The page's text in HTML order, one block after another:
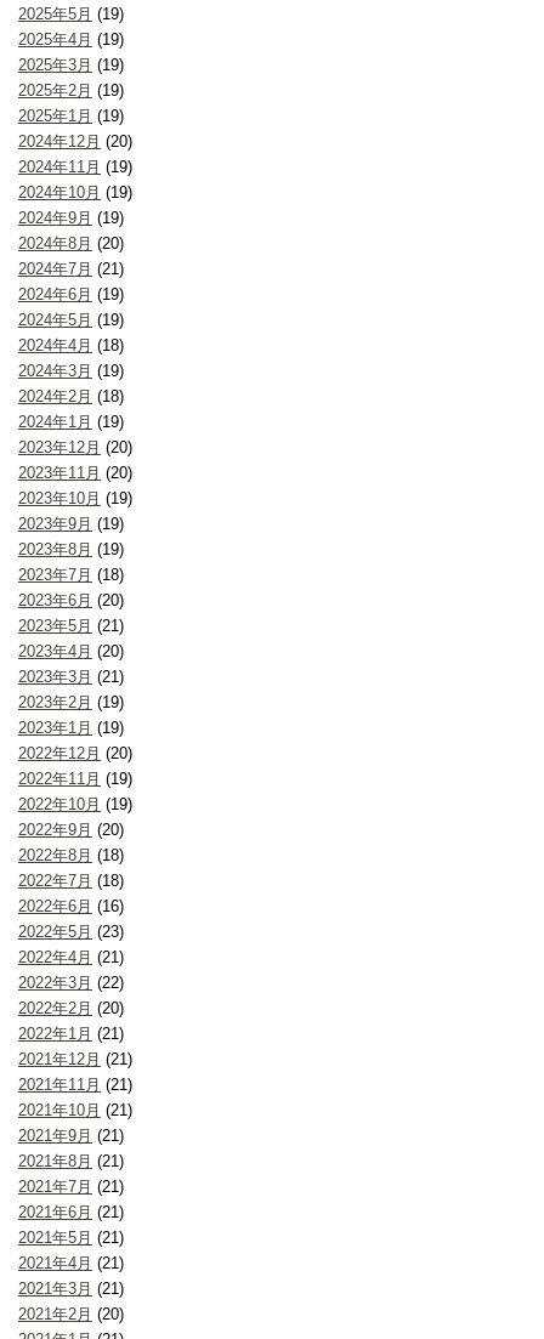
2025年5月 (19)
2025年4月 (19)
2025年3月 (19)
2025年2月 (19)
2025年1月 (19)
2024年12月 (20)
2024年11月 (19)
2024年10月 (19)
2024年9月 (19)
2024年8月 (20)
2024年7月 (21)
2024年6月 (19)
2024年5月 (19)
2024年4月 (18)
2024年3月 (19)
2024年2月 (18)
2024年1月 (19)
2023年12月 (20)
2023年11月 (20)
2023年10月 (19)
2023年9月 (19)
2023年8月 (19)
2023年7月 (18)
2023年6月 (20)
2023年5月 (21)
2023年4月 (20)
2023年3月 (21)
2023年2月 (19)
2023年1月 (19)
2022年12月 (20)
2022年11月 (19)
2022年10月 (19)
2022年9月 (20)
2022年8月 (18)
2022年7月 (18)
2022年6月 (16)
2022年5月 (23)
2022年4月 (21)
2022年3月 (22)
2022年2月 (20)
2022年1月 (21)
2021年12月 (21)
2021年11月 (21)
2021年10月 (21)
2021年9月 (21)
2021年8月 (21)
2021年7月 (21)
2021年6月 (21)
2021年5月 (21)
2021年4月 (21)
2021年3月 (21)
2021年2月 (20)